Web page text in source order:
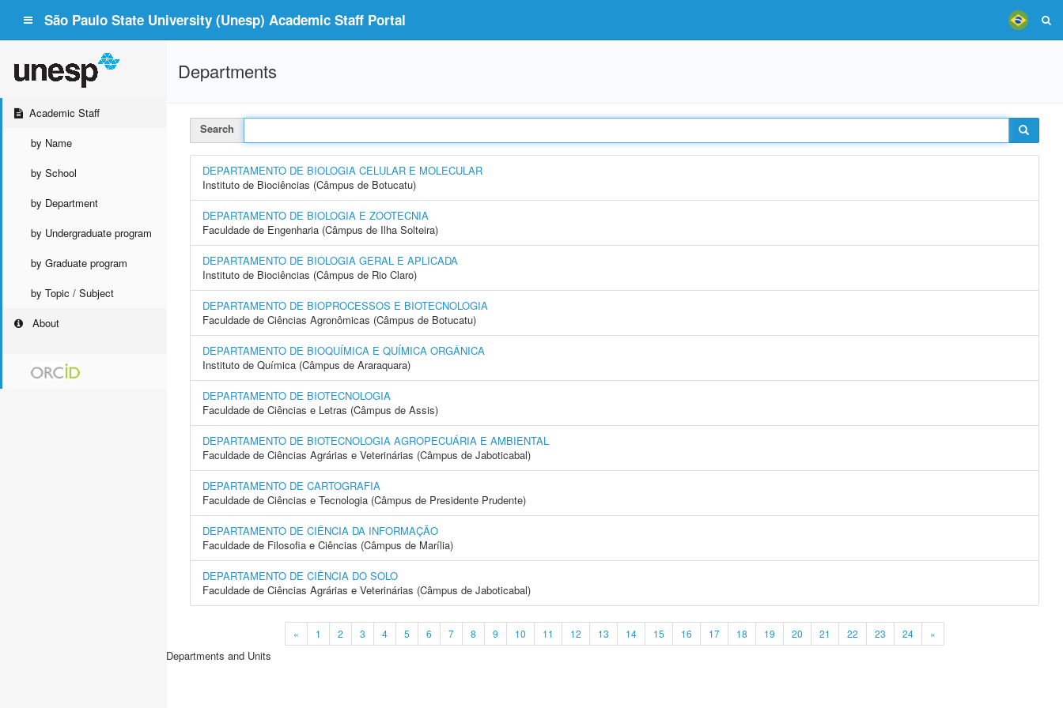
São Paulo State University (Unesp) Academic Staff Portal
Academic Staff
by Name
by School
by Department
by Undergraduate program
by Graduate program
by Topic / Subject
About
Departments
Search
DEPARTAMENTO DE BIOLOGIA CELULAR E MOLECULAR
Instituto de Biociências (Câmpus de Botucatu)
DEPARTAMENTO DE BIOLOGIA E ZOOTECNIA
Faculdade de Engenharia (Câmpus de Ilha Solteira)
DEPARTAMENTO DE BIOLOGIA GERAL E APLICADA
Instituto de Biociências (Câmpus de Rio Claro)
DEPARTAMENTO DE BIOPROCESSOS E BIOTECNOLOGIA
Faculdade de Ciências Agronômicas (Câmpus de Botucatu)
DEPARTAMENTO DE BIOQUÍMICA E QUÍMICA ORGÂNICA
Instituto de Química (Câmpus de Araraquara)
DEPARTAMENTO DE BIOTECNOLOGIA
Faculdade de Ciências e Letras (Câmpus de Assis)
DEPARTAMENTO DE BIOTECNOLOGIA AGROPECUÁRIA E AMBIENTAL
Faculdade de Ciências Agrárias e Veterinárias (Câmpus de Jaboticabal)
DEPARTAMENTO DE CARTOGRAFIA
Faculdade de Ciências e Tecnologia (Câmpus de Presidente Prudente)
DEPARTAMENTO DE CIÊNCIA DA INFORMAÇÃO
Faculdade de Filosofia e Ciências (Câmpus de Marília)
DEPARTAMENTO DE CIÊNCIA DO SOLO
Faculdade de Ciências Agrárias e Veterinárias (Câmpus de Jaboticabal)
« 1 2 3 4 5 6 7 8 9 10 11 12 13 14 15 16 17 18 19 20 21 22 23 24 »
Departments and Units